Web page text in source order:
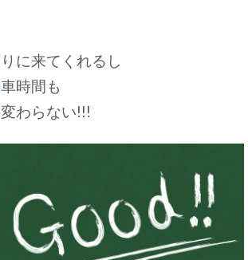
に来てくれるし
時間も
わらない!!!